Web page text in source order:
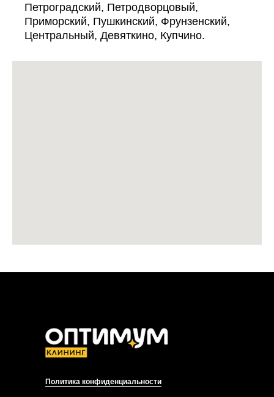
Петроградский, Петродворцовый,
Приморский, Пушкинский, Фрунзенский,
Центральный, Девяткино, Купчино.
Политика конфиденциальности